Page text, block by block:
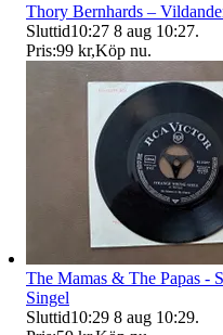
Thory Bernhards –
Sluttid10:27 8 aug 10:27.
Pris:99 kr,Köp nu.
The Mamas & The Papas -
Singel
Sluttid10:29 8 aug 10:29.